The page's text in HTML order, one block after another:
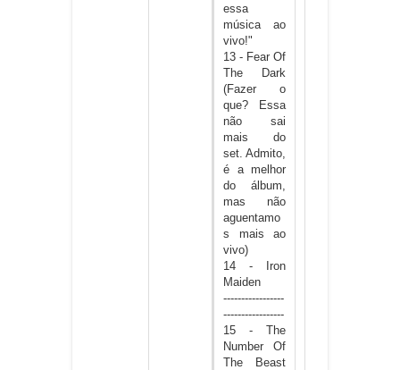
essa
música ao
vivo!"
13 - Fear Of
The Dark
(Fazer o
que? Essa
não sai
mais do
set. Admito,
é a melhor
do álbum,
mas não
aguentamo
s mais ao
vivo)
14 - Iron
Maiden
-----------------
-----------------
15 - The
Number Of
The Beast